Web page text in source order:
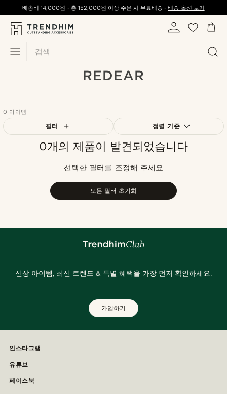
검색
배송비14,000원 - 총 152,000원 이상 주문 시 무료배송 -배송 옵션 보기
REDEAR
0 아이템
필터 정렬 기준
가장 인기 있는
낮은가격순
높은가격순
0개의 제품이 발견되었습니다
선택한 필터를 조정해 주세요
모든 필터 초기화
신상 아이템, 최신 트렌드 & 특별 혜택을 가장 먼저 확인하세요.
가입하기
인스타그램
유튜브
페이스북